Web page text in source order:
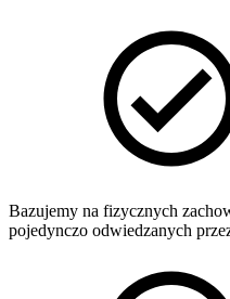
Bazujemy na fizycznych
pojedynczo odwiedzanych